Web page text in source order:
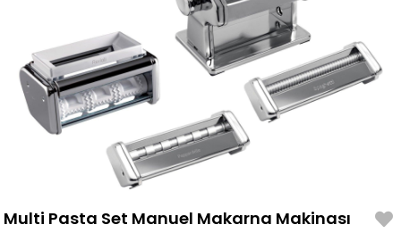
Multi Pasta Set Manuel Makarna Makinası